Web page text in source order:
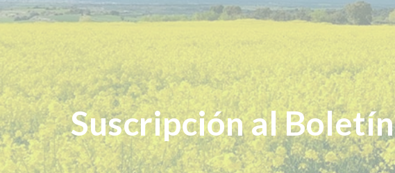
Suscripción al Boletín